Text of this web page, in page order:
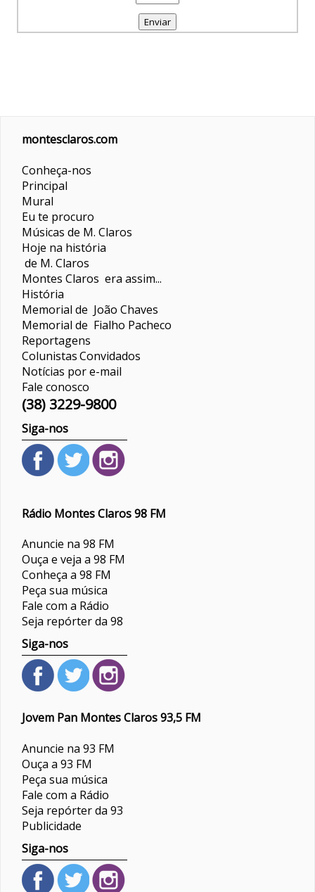
montesclaros.com
Conheça-nos
Principal
Mural
Eu te procuro
Músicas de M. Claros
Hoje na história
de M. Claros
Montes Claros era assim...
História
Memorial de João Chaves
Memorial de Fialho Pacheco
Reportagens
ColunistasConvidados
Notícias por e-mail
Fale conosco
(38) 3229-9800
Siga-nos
Rádio Montes Claros 98 FM
Anuncie na 98 FM
Ouça e veja a 98 FM
Conheça a 98 FM
Peça sua música
Fale com a Rádio
Seja repórter da 98
Siga-nos
Jovem Pan Montes Claros 93,5 FM
Anuncie na 93 FM
Ouça a 93 FM
Peça sua música
Fale com a Rádio
Seja repórter da 93
Publicidade
Siga-nos